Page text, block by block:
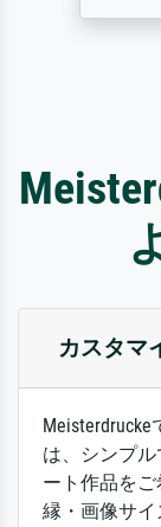
カスタマ
は、シンプ
ート作品を
縁・画像サ